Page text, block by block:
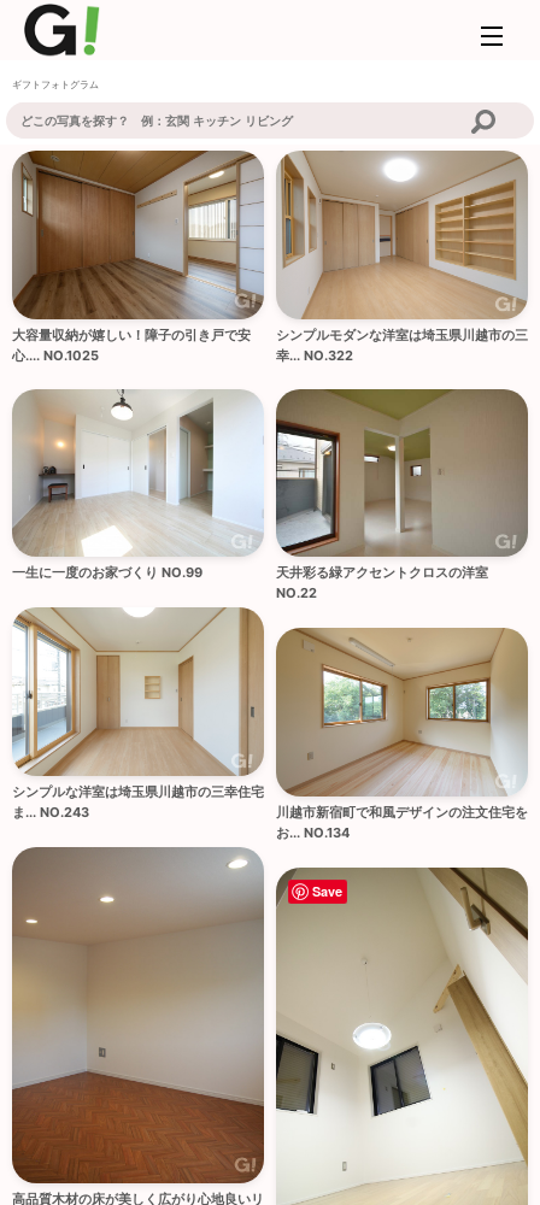
ギフトフォトグラム
大容量収納が嬉しい！障子の引き戸で安
心.... NO.1025
シンプルモダンな洋室は埼玉県川越市の三
幸... NO.322
一生に一度のお家づくり NO.99
天井彩る緑アクセントクロスの洋室
NO.22
シンプルな洋室は埼玉県川越市の三幸住宅
ま... NO.243
川越市新宿町で和風デザインの注文住宅を
お... NO.134
高品質木材の床が美しく広がり心地良いリ
Save